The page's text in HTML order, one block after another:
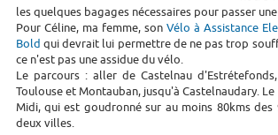
les quelques bagages nécessaires pour passer
Pour Céline, ma femme, son Vélo à Assistance
Bold qui devrait lui permettre de ne pas trop
ce n'est pas une assidue du vélo.
Le parcours : aller de Castelnau
Toulouse et Montauban, jusqu'à Castelnaudary.
Midi, qui est goudronné sur au moins 80kms des
deux villes.